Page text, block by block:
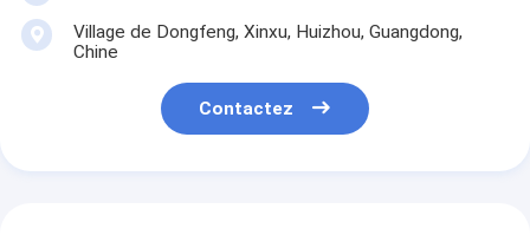
Village de Dongfeng, Xinxu, Huizhou, Guangdong,
Chine
Contactez